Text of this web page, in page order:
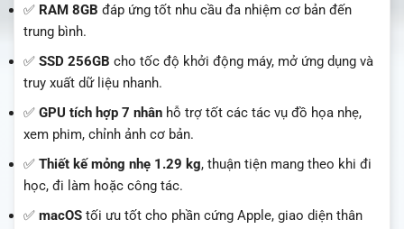
✅ RAM 8GB đáp ứng tốt nhu cầu đa nhiệm cơ bản đến
trung bình.
✅ SSD 256GB cho tốc độ khởi động máy, mở ứng dụng và
truy xuất dữ liệu nhanh.
✅ GPU tích hợp 7 nhân hỗ trợ tốt các tác vụ đồ họa nhẹ,
xem phim, chỉnh ảnh cơ bản.
✅ Thiết kế mỏng nhẹ 1.29 kg, thuận tiện mang theo khi đi
học, đi làm hoặc công tác.
✅ macOS tối ưu tốt cho phần cứng Apple, giao diện thân